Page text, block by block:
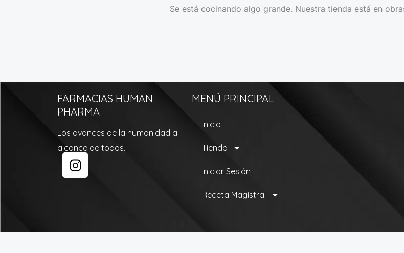
Se está cocinando algo grande. Nuestra tienda está en
FARMACIAS HUMAN
PHARMA
Los avances de la humanidad al
alcance de todos.
I
n
r
MENÚ PRINCIPAL
Inicio
Tienda
Iniciar Sesión
Receta Magistral